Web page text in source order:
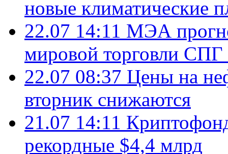
новые климатические
22.07 14:11 МЭА
мировой торговли СПГ
22.07 08:37 Цены на
вторник снижаются
21.07 14:11
рекордные $4,4 млрд